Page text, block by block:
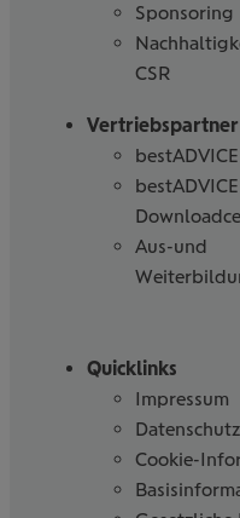
Sponsoring
CSR
Vertriebspartner
bestADVICE
bestADVICE
Aus-und
Quicklinks
Impressum
Cookie-